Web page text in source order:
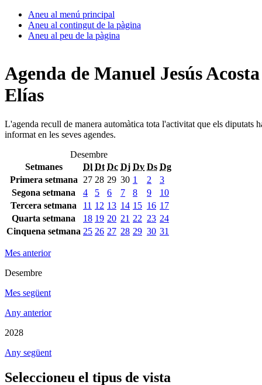
Aneu al menú principal
Aneu al contingut de la pàgina
Aneu al peu de la pàgina
Agenda de Manuel Jesús Acosta
Elías
L'agenda recull de manera automàtica tota l'activitat que els diputats
informat en les seves agendes.
Desembre
Setmanes
Dl Dt Dc Dj Dv Ds Dg
Primera setmana
27 28 29 30 1 2
3
Segona setmana
4 5 6 7 8 9
10
Tercera setmana
11 12 13 14 15 16 17
Quarta setmana
18 19 20 21 22 23 24
Cinquena setmana 25 26 27 28 29 30 31
Mes anterior
Desembre
Mes següent
Any anterior
2028
Any següent
Seleccioneu el tipus de vista